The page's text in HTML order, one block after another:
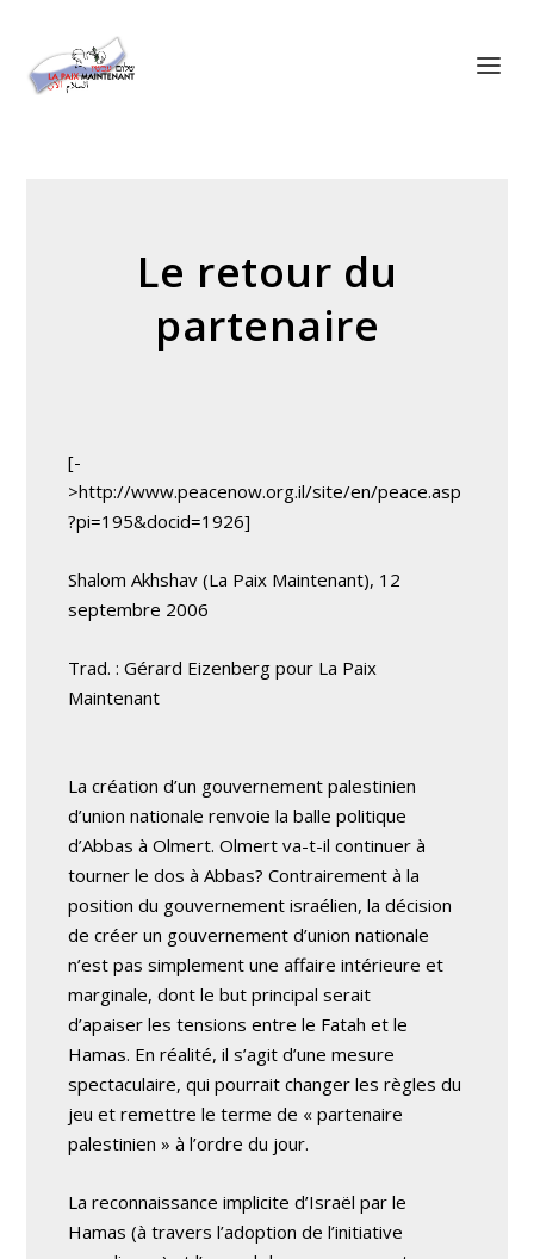
Le retour du
partenaire
[-
>http://www.peacenow.org.il/site/en/peace.asp
?pi=195&docid=1926]
Shalom Akhshav (La Paix Maintenant), 12
septembre 2006
Trad. : Gérard Eizenberg pour La Paix
Maintenant
La création d’un gouvernement palestinien
d’union nationale renvoie la balle politique
d’Abbas à Olmert. Olmert va-t-il continuer à
tourner le dos à Abbas? Contrairement à la
position du gouvernement israélien, la décision
de créer un gouvernement d’union nationale
n’est pas simplement une affaire intérieure et
marginale, dont le but principal serait
d’apaiser les tensions entre le Fatah et le
Hamas. En réalité, il s’agit d’une mesure
spectaculaire, qui pourrait changer les règles du
jeu et remettre le terme de « partenaire
palestinien » à l’ordre du jour.
La reconnaissance implicite d’Israël par le
Hamas (à travers l’adoption de l’initiative